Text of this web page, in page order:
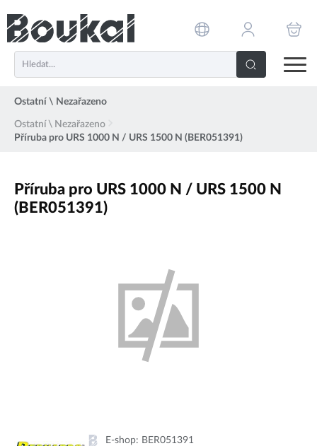
Ostatní \ Nezařazeno
Ostatní \ Nezařazeno
Příruba pro URS 1000 N / URS 1500 N (BER051391)
Příruba pro URS 1000 N / URS 1500 N
(BER051391)
E-shop: BER051391